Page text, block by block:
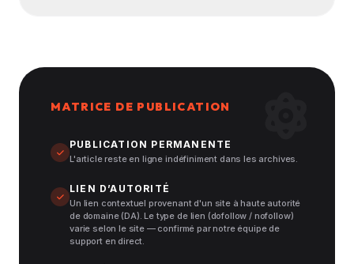
MATRICE DE PUBLICATION
PUBLICATION PERMANENTE
L'article reste en ligne indéfiniment dans les archives.
LIEN D’AUTORITÉ
Un lien contextuel provenant d'un site à haute autorité
de domaine (DA). Le type de lien (dofollow / nofollow)
varie selon le site — confirmé par notre équipe de
support en direct.